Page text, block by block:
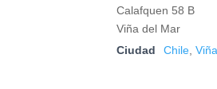
Calafquen 58 B
Viña del Mar
Ciudad
Chile,